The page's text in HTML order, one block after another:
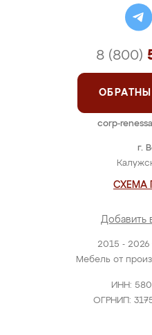
2015 -
Мебель от
ИНН:
ОГРНИП:
г.
СХЕМА
Добавить
8 (800)
corp-